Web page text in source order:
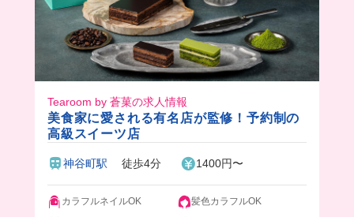
Tearoom by 蒼菓の求人情報
美食家に愛される有名店が監修！予約制の
高級スイーツ店
神谷町駅 徒歩4分 1400円〜
カラフルネイルOK
髪色カラフルOK